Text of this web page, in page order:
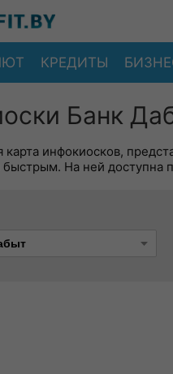
КРЕДИТЫ
Банк
карта инфокиосков,
На ней доступна